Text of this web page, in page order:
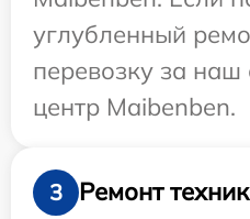
углубленный
перевозку за наш
центр Maibenben.
3
Ремонт